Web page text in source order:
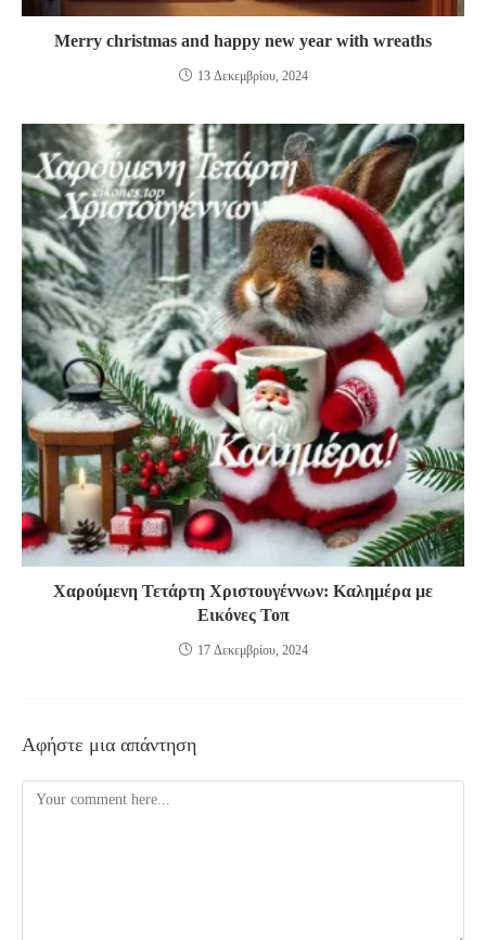
Merry christmas and happy new year with wreaths
13 Δεκεμβρίου, 2024
Χαρούμενη Τετάρτη Χριστουγέννων: Καλημέρα με
Εικόνες Τοπ
17 Δεκεμβρίου, 2024
Αφήστε μια απάντηση
Comment